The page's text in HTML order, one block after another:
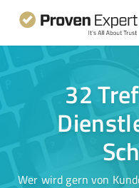
32
Wer wird gern von